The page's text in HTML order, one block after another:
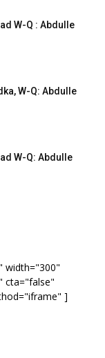
W-Q : Abdulle
W-Q: Abdulle
W-Q: Abdulle
width="300"
cta="false"
]